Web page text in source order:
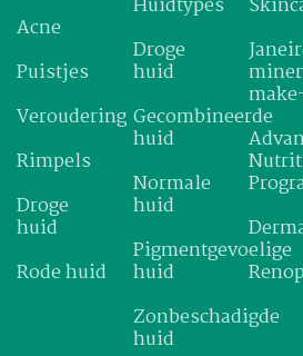
Acne
Puistjes
Veroudering
Rimpels
Droge
huid
Rode huid
Droge
huid
Gecombineerde
huid
Normale
huid
Pigmentgevoelige
huid
Zonbeschadigde
huid